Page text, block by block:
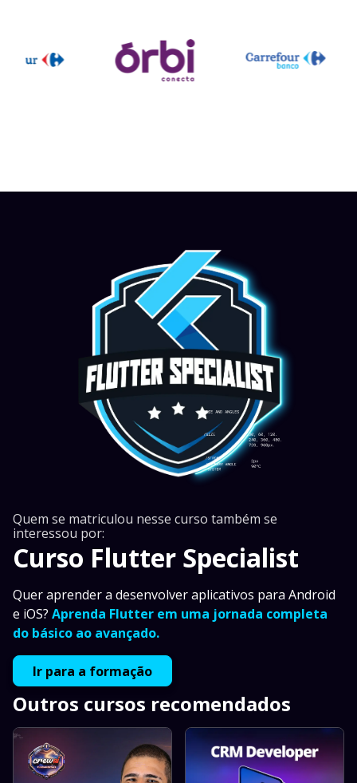
Quem se matriculou nesse curso também se
interessou por:
Curso Flutter Specialist
Quer aprender a desenvolver aplicativos para Android
e iOS? Aprenda Flutter em uma jornada completa
do básico ao avançado.
Ir para a formação
Outros cursos recomendados